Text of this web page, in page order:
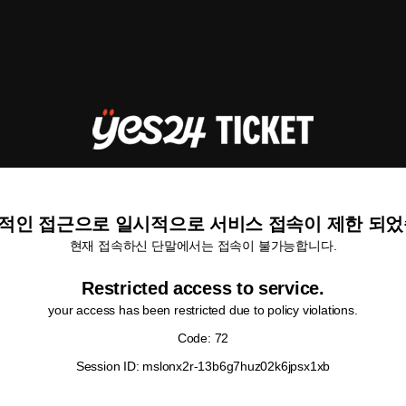
인 접근으로 일시적으로 서비스 접속이 제한 되
현재 접속하신 단말에서는 접속이 불가능합니다.
Restricted access to service.
your access has been restricted due to policy violations.
Code: 72
Session ID: mslonx2r-13b6g7huz02k6jpsx1xb